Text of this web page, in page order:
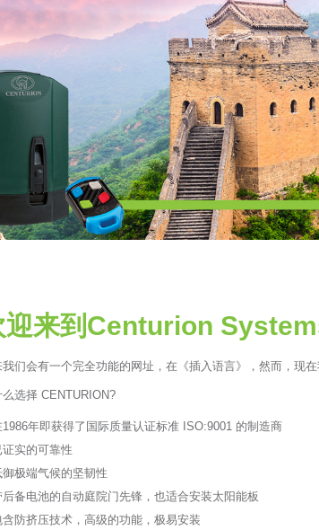
迎来到Centurion
我们会有一个完全功能的网址，在《插入语言》，然而，现
么选择 CENTURION?
1986年即获得了国际质量认证标准 ISO:9001 的制造商
证实的可靠性
御极端气候的坚韧性
后备电池的自动庭院门先锋，也适合安装太阳能板
含防挤压技术，高级的功能，极易安装